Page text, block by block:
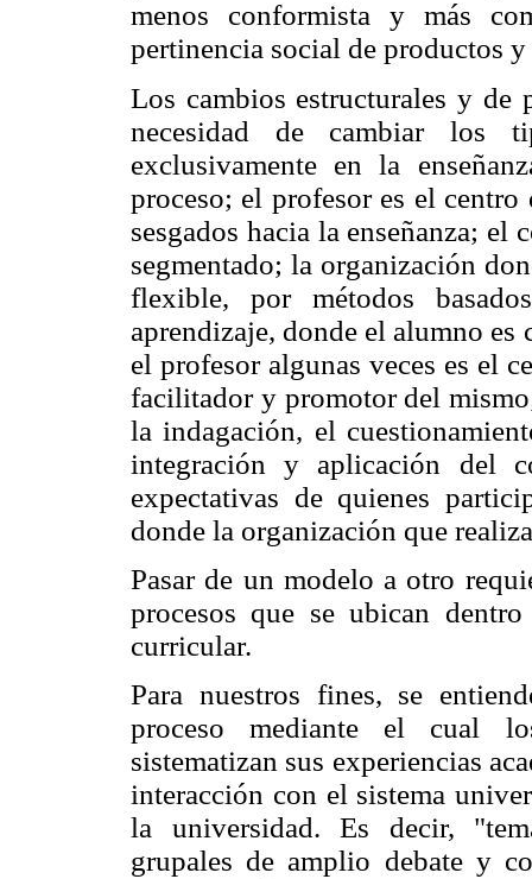
menos conformista y más
pertinencia social de productos
Los cambios estructurales y de
necesidad de cambiar los
exclusivamente en la
proceso; el profesor es el
sesgados hacia la enseñanza;
segmentado; la organización
flexible, por métodos
aprendizaje, donde el alumno
el profesor algunas veces es el
facilitador y promotor del
la indagación, el
integración y aplicación del
expectativas de quienes
donde la organización que
Pasar de un modelo a otro
procesos que se ubican
curricular.
Para nuestros fines, se
proceso mediante el cual
sistematizan sus experiencias
interacción con el sistema
la universidad. Es decir,
grupales de amplio debate y